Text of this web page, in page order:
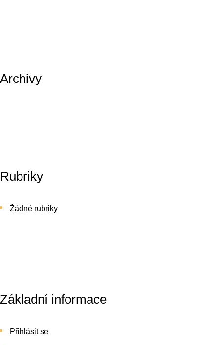
Archivy
Rubriky
Žádné rubriky
Základní informace
Přihlásit se